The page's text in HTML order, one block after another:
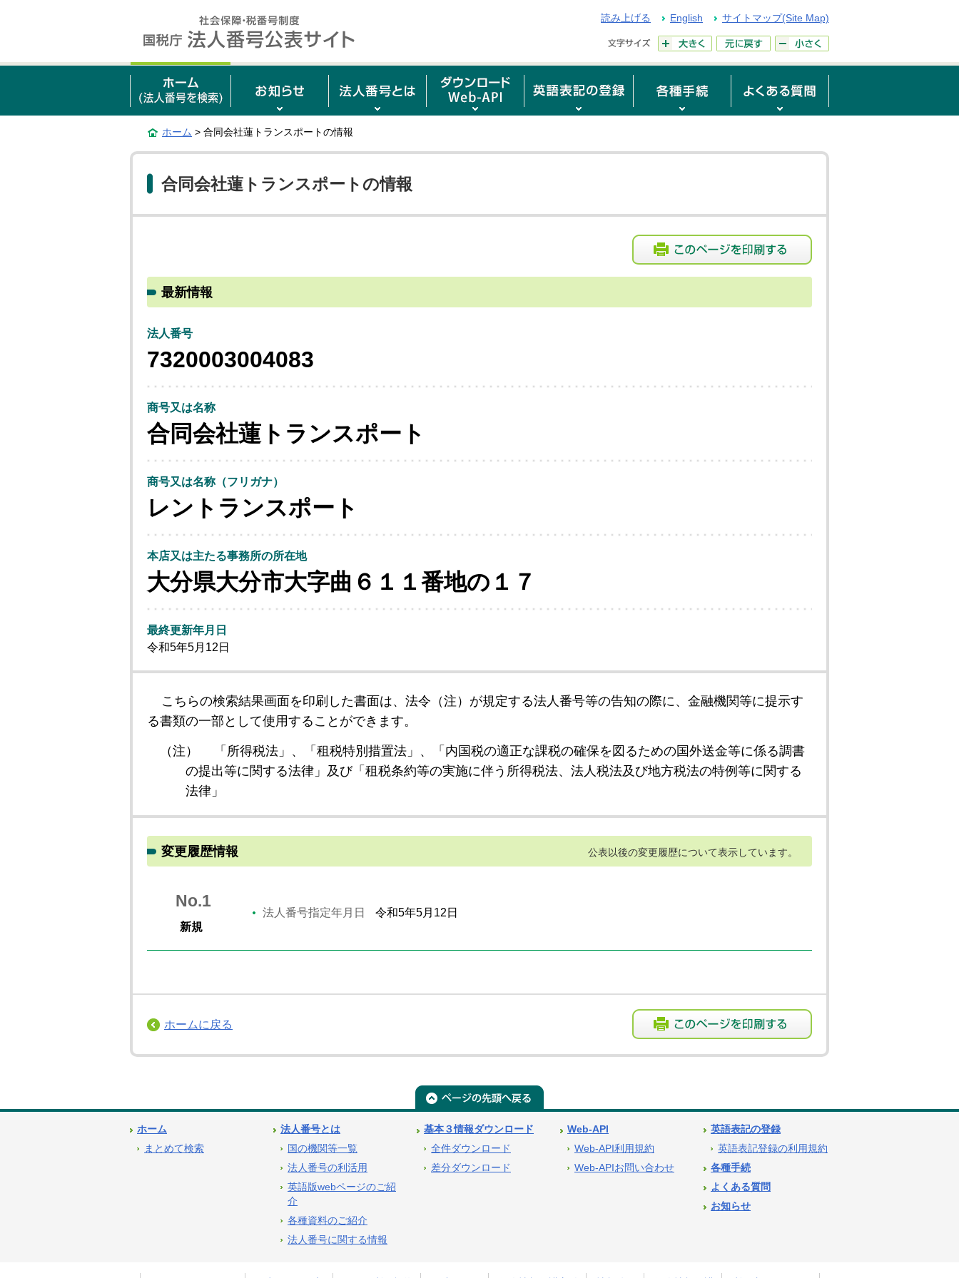
読み上げる English サイトマップ(Site Map)
ホーム > 合同会社蓮トランスポートの情報
合同会社蓮トランスポートの情報
最新情報
法人番号
7320003004083
商号又は名称
合同会社蓮トランスポート
商号又は名称（フリガナ）
レントランスポート
本店又は主たる事務所の所在地
大分県大分市大字曲６１１番地の１７
最終更新年月日
令和5年5月12日
こちらの検索結果画面を印刷した書面は、法令（注）が規定する法人番号等の告知の際に、金融機関等に提示す
る書類の一部として使用することができます。
（注）
「所得税法」、「租税特別措置法」、「内国税の適正な課税の確保を図るための国外送金等に係る調書
の提出等に関する法律」及び「租税条約等の実施に伴う所得税法、法人税法及び地方税法の特例等に関する
法律」
変更履歴情報 公表以後の変更履歴について表示しています。
No.1
新規
法人番号指定年月日 令和5年5月12日
ホームに戻る
ホーム
まとめて検索
法人番号とは
国の機関等一覧
法人番号の利活用
英語版webページのご紹
介
各種資料のご紹介
法人番号に関する情報
基本３情報ダウンロード
全件ダウンロード
差分ダウンロード
Web-API
Web-API利用規約
Web-APIお問い合わせ
英語表記の登録
英語表記登録の利用規約
各種手続
よくある質問
お知らせ